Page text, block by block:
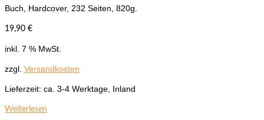
Buch, Hardcover, 232 Seiten, 820g.
19,90 €
inkl. 7 % MwSt.
zzgl. Versandkosten
Lieferzeit: ca. 3-4 Werktage, Inland
Weiterlesen